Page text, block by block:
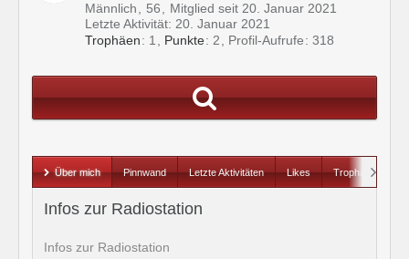
Männlich 56
Mitglied seit 20. Januar 2021
Letzte Aktivität: 20. Januar 2021
Trophäen
1 Punkte 2 Profil-Aufrufe 318
Über mich Pinnwand Letzte Aktivitäten Likes Trophäen
Infos zur Radiostation
Infos zur Radiostation